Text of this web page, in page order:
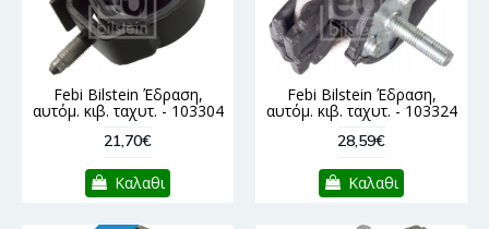
Febi Bilstein Έδραση,
αυτόμ. κιβ. ταχυτ. - 103304
21,70€
Καλαθι
Febi Bilstein Έδραση,
αυτόμ. κιβ. ταχυτ. - 103324
28,59€
Καλαθι